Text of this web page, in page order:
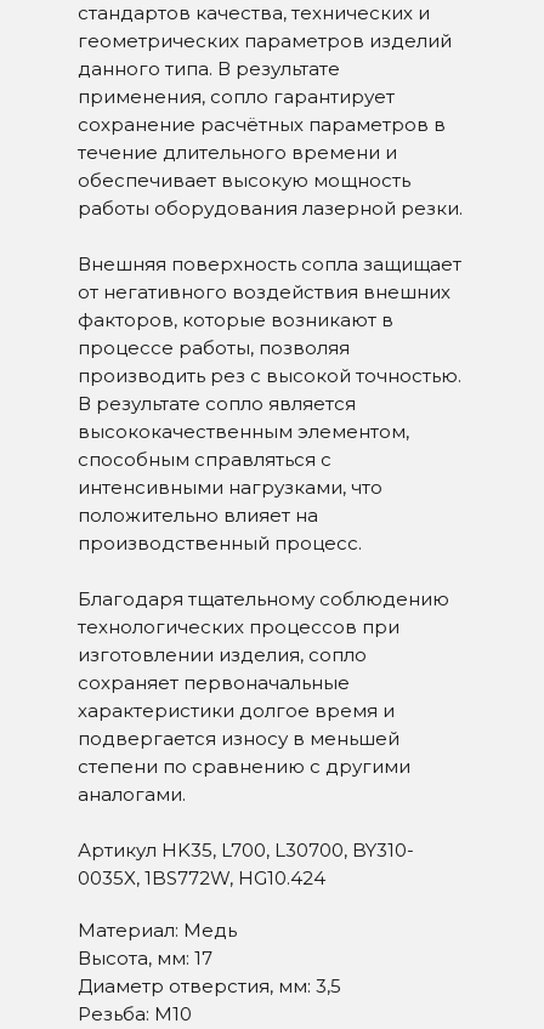
стандартов качества, технических и
геометрических параметров изделий
данного типа. В результате
применения, сопло гарантирует
сохранение расчётных параметров в
течение длительного времени и
обеспечивает высокую мощность
работы оборудования лазерной резки.
Внешняя поверхность сопла защищает
от негативного воздействия внешних
факторов, которые возникают в
процессе работы, позволяя
производить рез с высокой точностью.
В результате сопло является
высококачественным элементом,
способным справляться с
интенсивными нагрузками, что
положительно влияет на
производственный процесс.
Благодаря тщательному соблюдению
технологических процессов при
изготовлении изделия, сопло
сохраняет первоначальные
характеристики долгое время и
подвергается износу в меньшей
степени по сравнению с другими
аналогами.
Артикул HK35, L700, L30700, BY310-
0035X, 1BS772W, HG10.424
Материал: Медь
Высота, мм: 17
Диаметр отверстия, мм: 3,5
Резьба: М10